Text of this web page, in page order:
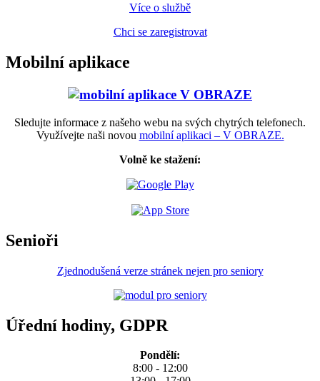
Více o službě
Chci se zaregistrovat
Mobilní aplikace
Sledujte informace z našeho webu na svých chytrých telefonech.
Využívejte naši novou mobilní aplikaci – V OBRAZE.
Volně ke stažení:
Senioři
Zjednodušená verze stránek nejen pro seniory
Úřední hodiny, GDPR
Pondělí:
8:00 - 12:00